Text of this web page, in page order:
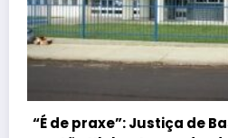
da